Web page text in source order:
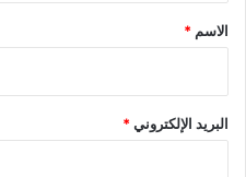
*
الاسم *
البريد الإلكتروني*